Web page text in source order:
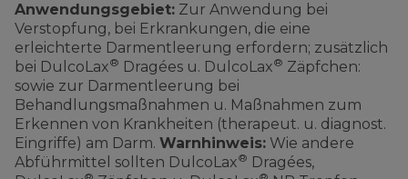
Anwendungsgebiet: Zur Anwendung bei
Verstopfung, bei Erkrankungen, die eine
erleichterte Darmentleerung erfordern; zusätzlich
bei DulcoLax® Dragées u. DulcoLax® Zäpfchen:
sowie zur Darmentleerung bei
Behandlungsmaßnahmen u. Maßnahmen zum
Erkennen von Krankheiten (therapeut. u. diagnost.
Eingriffe) am Darm. Warnhinweis: Wie andere
Abführmittel sollten DulcoLax® Dragées,